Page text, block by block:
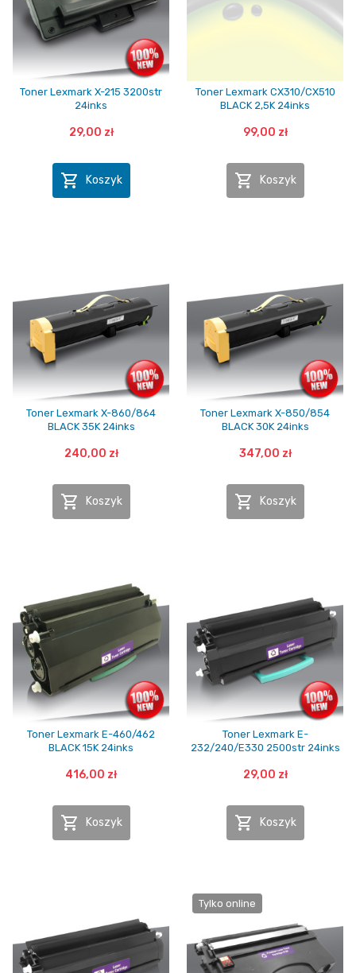
Toner Lexmark X-215 3200str
24inks
29,00 zł
 Koszyk
Toner Lexmark CX310/CX510
BLACK 2,5K 24inks
99,00 zł
 Koszyk
Toner Lexmark X-860/864
BLACK 35K 24inks
240,00 zł
 Koszyk
Toner Lexmark X-850/854
BLACK 30K 24inks
347,00 zł
 Koszyk
Toner Lexmark E-460/462
BLACK 15K 24inks
416,00 zł
 Koszyk
Toner Lexmark E-
232/240/E330 2500str 24inks
29,00 zł
 Koszyk
Tylko online